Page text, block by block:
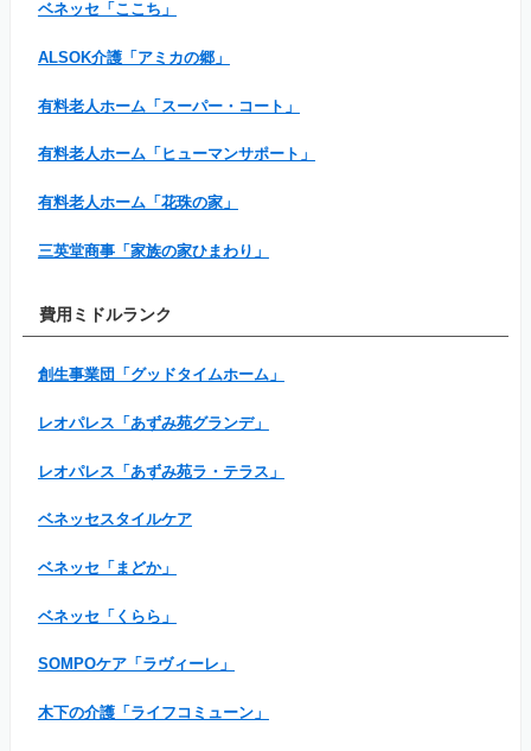
ベネッセ「ここち」
ALSOK介護「アミカの郷」
有料老人ホーム「スーパー・コート」
有料老人ホーム「ヒューマンサポート」
有料老人ホーム「花珠の家」
三英堂商事「家族の家ひまわり」
費用ミドルランク
創生事業団「グッドタイムホーム」
レオパレス「あずみ苑グランデ」
レオパレス「あずみ苑ラ・テラス」
ベネッセスタイルケア
ベネッセ「まどか」
ベネッセ「くらら」
SOMPOケア「ラヴィーレ」
木下の介護「ライフコミューン」